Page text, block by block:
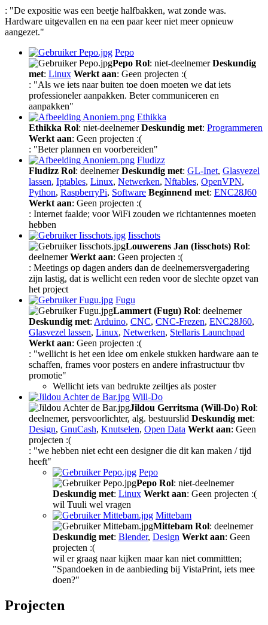
: "De expositie was een beetje halfbakken, wat zonde was.
Hardware uitgevallen en na een paar keer niet meer opnieuw
aangezet."
Pepo
Pepo Rol: niet-deelnemerDeskundig
met: Linux Werkt aan: Geen projecten :(
: "Als we iets naar buiten toe doen moeten we dat iets
professioneler aanpakken. Beter communiceren en
aanpakken"
Ethikka
Ethikka Rol: niet-deelnemerDeskundig met: Programmeren
Werkt aan: Geen projecten :(
: "Beter plannen en voorbereiden"
Fludizz
Fludizz Rol: deelnemerDeskundig met: GL-Inet, Glasvezel
lassen, Iptables, Linux, Netwerken, Nftables, OpenVPN,
Python, RaspberryPi, Software Beginnend met: ENC28J60
Werkt aan: Geen projecten :(
: Internet faalde; voor WiFi zouden we richtantennes moeten
hebben
Iisschots
Louwerens Jan (Iisschots) Rol:
deelnemerWerkt aan: Geen projecten :(
: Meetings op dagen anders dan de deelnemersvergadering
zijn lastig, dat is wellicht een reden voor de slechte opzet van
het project
Fugu
Lammert (Fugu) Rol: deelnemer
Deskundig met: Arduino, CNC, CNC-Frezen, ENC28J60,
Glasvezel lassen, Linux, Netwerken, Stellaris Launchpad
Werkt aan: Geen projecten :(
: "wellicht is het een idee om enkele stukken hardware aan te
schaffen, frames voor posters en andere infrastructuur tbv
promotie"
Wellicht iets van bedrukte zeiltjes als poster
Will-Do
Jildou Gerritsma (Will-Do) Rol:
deelnemer, persvoorlichter, alg. bestuurslid Deskundig met:
Design, GnuCash, Knutselen, Open Data Werkt aan: Geen
projecten :(
: "we hebben niet echt een designer die dit kan maken / tijd
heeft"
Pepo
Pepo Rol: niet-deelnemer
Deskundig met: Linux Werkt aan: Geen projecten :(
wil Tuuli wel vragen
Mittebam
Mittebam Rol: deelnemer
Deskundig met: Blender, Design Werkt aan: Geen
projecten :(
wil er graag naar kijken maar kan niet committten;
"Spandoeken in de aanbieding bij VistaPrint, iets mee
doen?"
Projecten